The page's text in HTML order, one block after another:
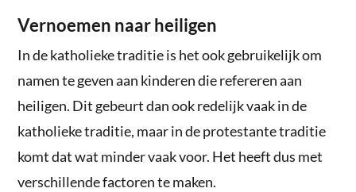
Vernoemen naar heiligen
In de katholieke traditie is het ook gebruikelijk om
namen te geven aan kinderen die refereren aan
heiligen. Dit gebeurt dan ook redelijk vaak in de
katholieke traditie, maar in de protestante traditie
komt dat wat minder vaak voor. Het heeft dus met
verschillende factoren te maken.